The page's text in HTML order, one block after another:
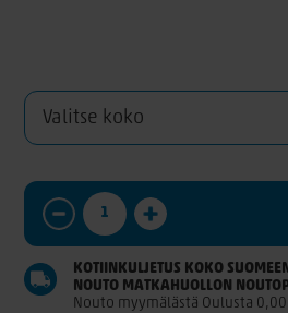
KOTIINKULJETUS KOKO
NOUTO MATKAHUOLLON
Nouto myymälästä Oulusta 0,00